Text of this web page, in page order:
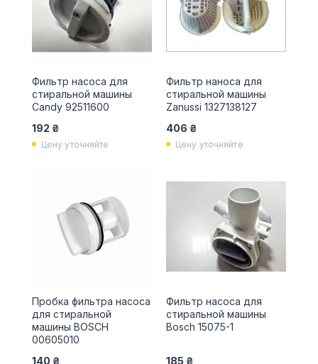
Фильтр насоса для
стиральной машины
Candy 92511600
192 ₴
Цену уточняйте
Фильтр наноса для
стиральной машины
Zanussi 1327138127
406 ₴
Цену уточняйте
Пробка фильтра насоса
для стиральной
машины BOSCH
00605010
140 ₴
Фильтр насоса для
стиральной машины
Bosch 15075-1
185 ₴